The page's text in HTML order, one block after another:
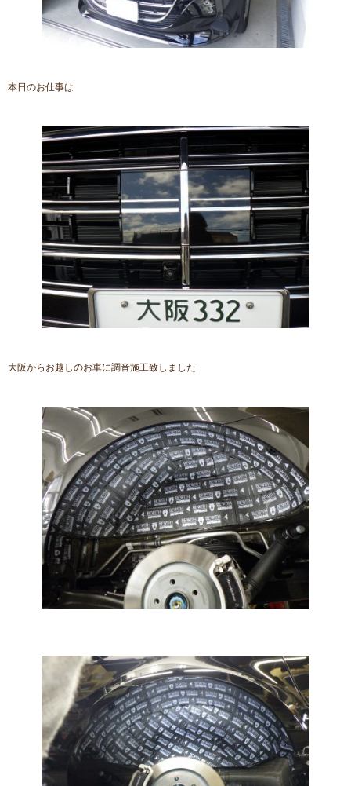
本日のお仕事は
大阪からお越しのお車に調音施工致しました